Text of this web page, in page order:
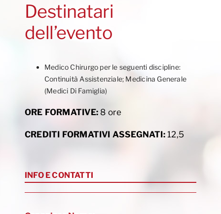
Destinatari
dell’evento
Medico Chirurgo per le seguenti discipline:
Continuità Assistenziale; Medicina Generale
(Medici Di Famiglia)
ORE FORMATIVE:8 ore
CREDITI FORMATIVI ASSEGNATI:12,5
INFO E CONTATTI